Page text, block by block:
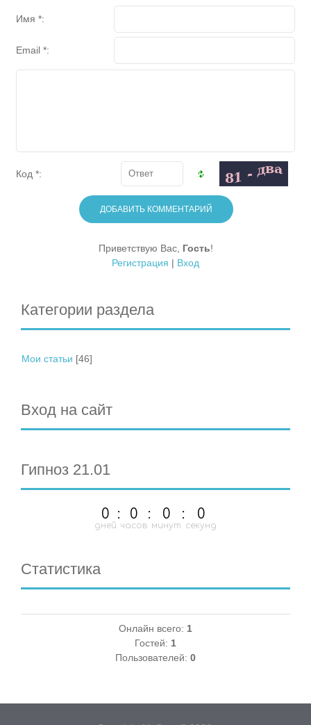
Имя *:
Email *:
Код *:
Приветствую Вас, Гость!
Регистрация | Вход
Категории раздела
Мои статьи [46]
Вход на сайт
Гипноз 21.01
0
дней
: 0
часов
: 0
минут
: 0
секунд
Статистика
Онлайн всего: 1
Гостей: 1
Пользователей: 0